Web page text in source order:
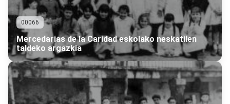
00066
Mercedarias de la Caridad eskolako neskatilen
taldeko argazkia